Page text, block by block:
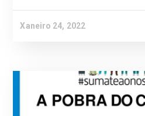
Xaneiro 24, 2022